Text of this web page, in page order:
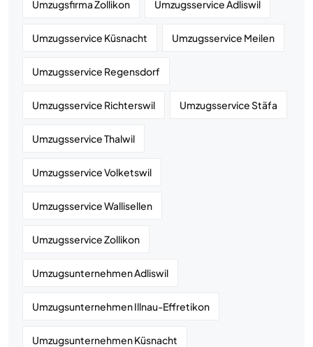
Umzugsfirma Zollikon Umzugsservice Adliswil
Umzugsservice Küsnacht Umzugsservice Meilen
Umzugsservice Regensdorf
Umzugsservice Richterswil Umzugsservice Stäfa
Umzugsservice Thalwil
Umzugsservice Volketswil
Umzugsservice Wallisellen
Umzugsservice Zollikon
Umzugsunternehmen Adliswil
Umzugsunternehmen Illnau-Effretikon
Umzugsunternehmen Küsnacht